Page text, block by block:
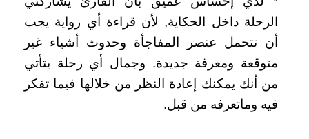
الرحلة داخل الحكاية‏,‏ لأن قراءة أي رواية يجب
أن تتحمل عنصر المفاجأة وحدوث أشياء غير
متوقعة ومعرفة جديدة‏.‏ وجمال أي رحلة يتأتي
من أنك يمكنك إعادة النظر من خلالها فيما تفكر
فيه وماتعرفه من قبل‏.‏